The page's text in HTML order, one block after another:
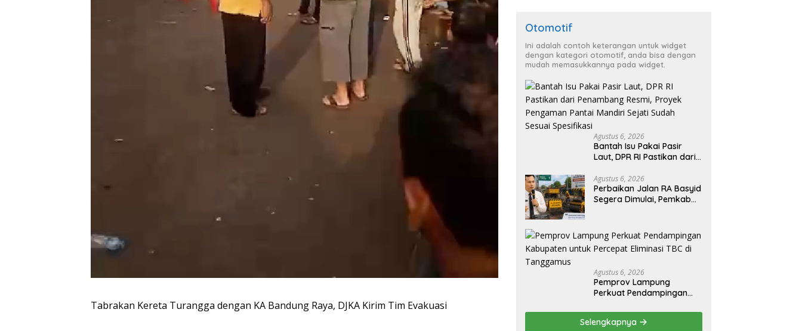
Tabrakan Kereta Turangga dengan KA Bandung Raya, DJKA Kirim Tim Evakuasi
Otomotif
Ini adalah contoh keterangan untuk widget
dengan kategori otomotif, anda bisa dengan
mudah memasukkannya pada widget.
Agustus 6, 2026
Bantah Isu Pakai Pasir
Laut, DPR RI Pastikan dari
Pengaman Pantai Mandiri
Sejati Sudah Sesuai
Spesifikasi
Agustus 6, 2026
Perbaikan Jalan RA Basyid
Segera Dimulai, Pemkab
Aman dan Nyaman
Agustus 6, 2026
Pemprov Lampung
Perkuat Pendampingan
Eliminasi TBC di
Tanggamus
Selengkapnya